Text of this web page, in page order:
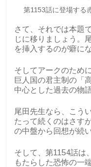
第1153話に登場する
さて、それでは本題
じに移りましょう。
を挿入するのが癖に
そしてアークのために
巨人国の君主制の「
中心とした過去の物
尾田先生なら、こう
たって続くのはさす
の中盤から回想が続
そして、第1154話は
もたらした恐怖の一